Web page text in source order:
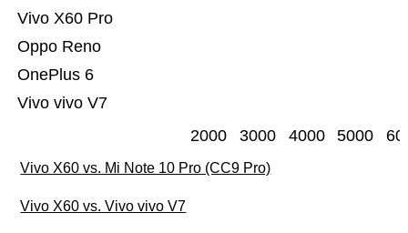
Vivo vivo V7
OnePlus 6
Oppo Reno
Vivo X60 Pro
2000 3000 4000 5000
Vivo X60 vs. Mi Note 10 Pro (CC9 Pro)
Vivo X60 vs. Vivo vivo V7